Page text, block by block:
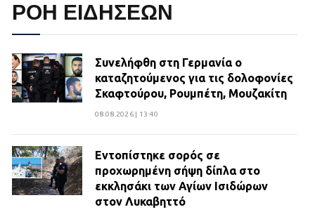
ΡΟΗ ΕΙΔΗΣΕΩΝ
Συνελήφθη στη Γερμανία ο
καταζητούμενος για τις δολοφονίες
Σκαφτούρου, Ρουμπέτη, Μουζακίτη
08.08.2026 | 13:40
Εντοπίστηκε σορός σε
προχωρημένη σήψη δίπλα στο
εκκλησάκι των Αγίων Ισιδώρων
στον Λυκαβηττό